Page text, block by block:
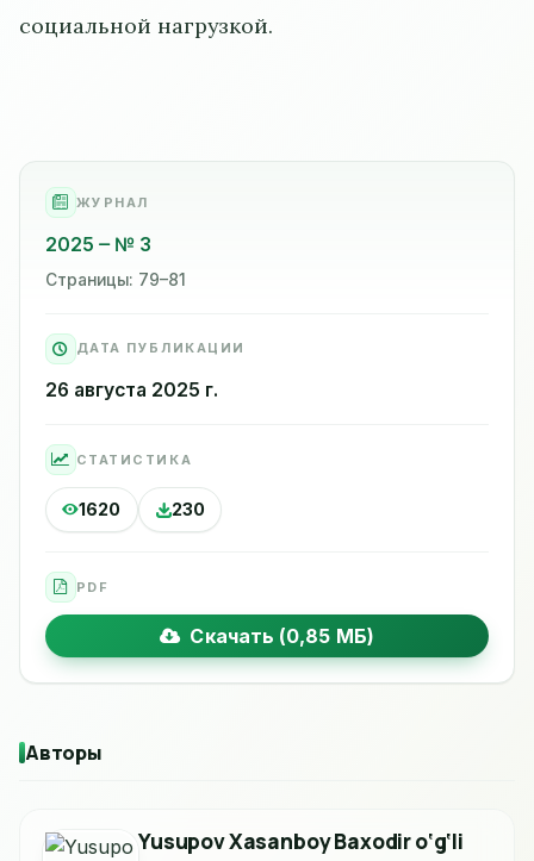
социальной нагрузкой.
ЖУРНАЛ
2025 № 3
Страницы: 79–81
ДАТА ПУБЛИКАЦИИ
26 августа 2025 г.
СТАТИСТИКА
1620 230
PDF
Скачать (0,85 МБ)
Авторы
Yusupov Xasanboy Baxodir o‘g‘li